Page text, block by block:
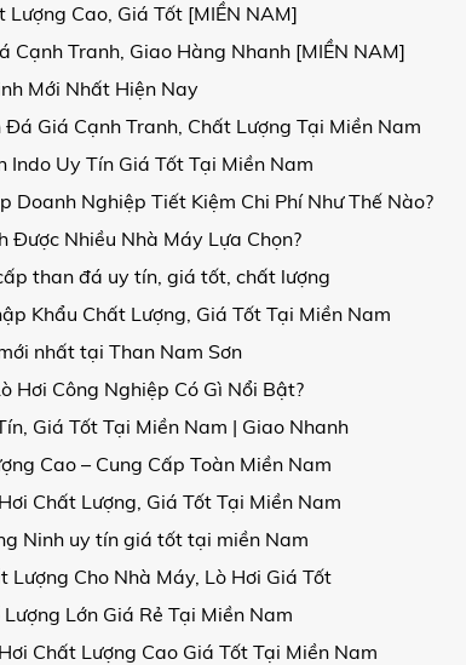
Cao, Giá Tốt [MIỀN NAM]
Cạnh Tranh, Giao Hàng Nhanh [MIỀN NAM]
Mới Nhất Hiện Nay
Giá Cạnh Tranh, Chất Lượng Tại Miền Nam
Indo Uy Tín Giá Tốt Tại Miền Nam
Doanh Nghiệp Tiết Kiệm Chi Phí Như Thế Nào?
Được Nhiều Nhà Máy Lựa Chọn?
than đá uy tín, giá tốt, chất lượng
Khẩu Chất Lượng, Giá Tốt Tại Miền Nam
nhất tại Than Nam Sơn
Hơi Công Nghiệp Có Gì Nổi Bật?
Giá Tốt Tại Miền Nam | Giao Nhanh
Cao – Cung Cấp Toàn Miền Nam
Chất Lượng, Giá Tốt Tại Miền Nam
Ninh uy tín giá tốt tại miền Nam
Lượng Cho Nhà Máy, Lò Hơi Giá Tốt
Lớn Giá Rẻ Tại Miền Nam
Chất Lượng Cao Giá Tốt Tại Miền Nam